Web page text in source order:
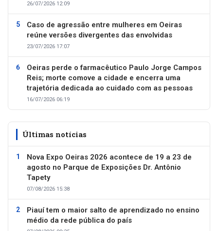
26/07/2026 12:09
Caso de agressão entre mulheres em Oeiras
reúne versões divergentes das envolvidas
23/07/2026 17:07
Oeiras perde o farmacêutico Paulo Jorge Campos
Reis; morte comove a cidade e encerra uma
trajetória dedicada ao cuidado com as pessoas
16/07/2026 06:19
Últimas notícias
Nova Expo Oeiras 2026 acontece de 19 a 23 de
agosto no Parque de Exposições Dr. Antônio
Tapety
07/08/2026 15:38
Piauí tem o maior salto de aprendizado no ensino
médio da rede pública do país